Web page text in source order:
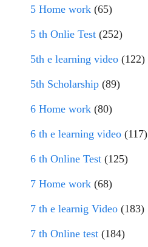
5 Home work (65)
5 th Onlie Test (252)
5th e learning video (122)
5th Scholarship (89)
6 Home work (80)
6 th e learning video (117)
6 th Online Test (125)
7 Home work (68)
7 th e learnig Video (183)
7 th Online test (184)